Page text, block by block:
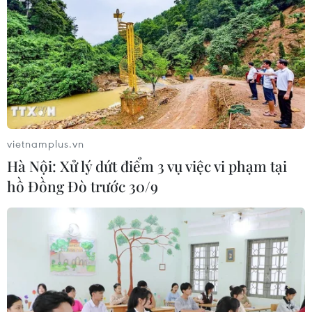
vietnamplus.vn
Hà Nội: Xử lý dứt điểm 3 vụ việc vi phạm tại
hồ Đồng Đò trước 30/9